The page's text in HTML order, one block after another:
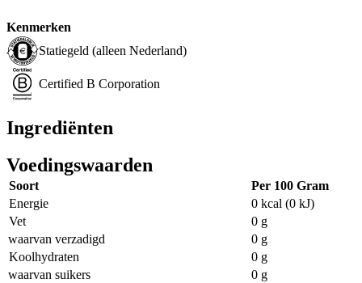
Kenmerken
Statiegeld (alleen Nederland)
Certified B Corporation
Ingrediënten
Voedingswaarden
Soort
Per 100 Gram
Energie
0 kcal (0 kJ)
Vet
0 g
waarvan verzadigd
0 g
Koolhydraten
0 g
waarvan suikers
0 g